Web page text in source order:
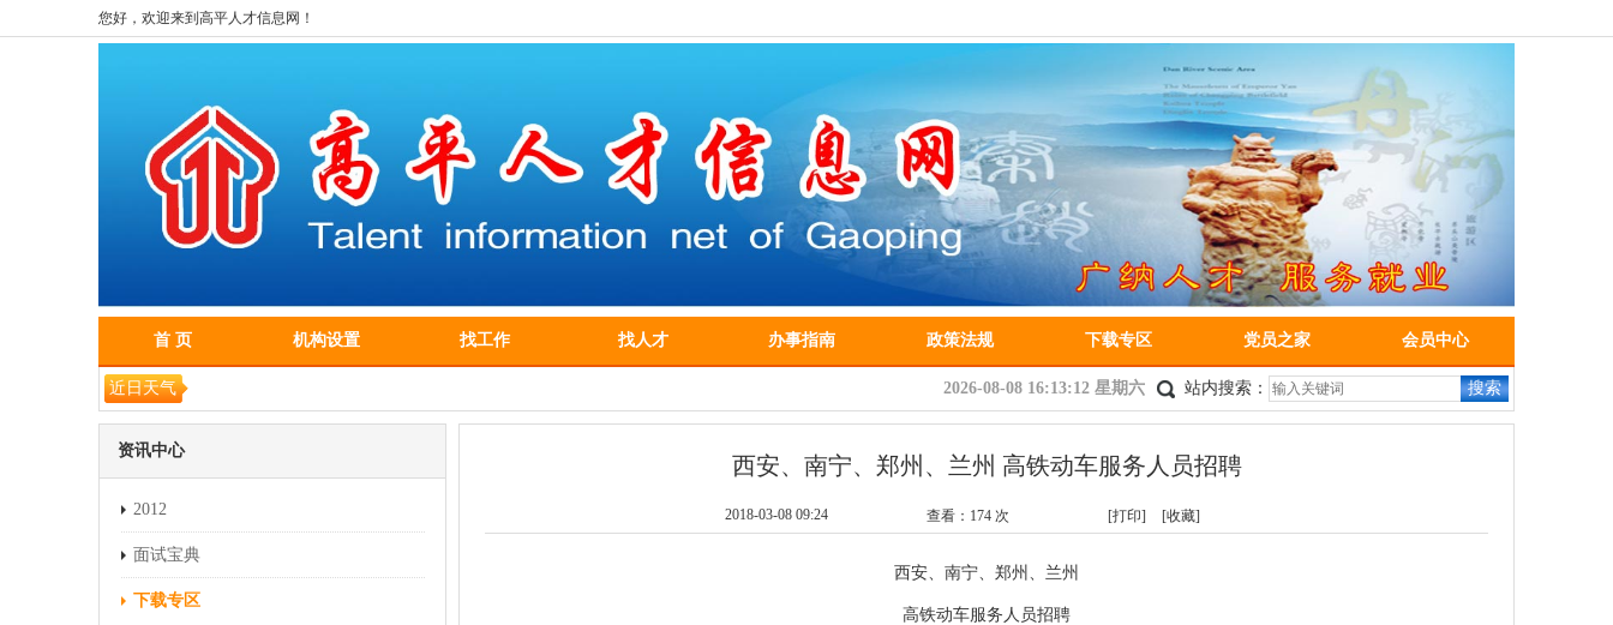
您好，欢迎来到高平人才信息网！
首 页 机构设置 找工作 找人才 办事指南 政策法规 下载专区 党员之家 会员中心
近日天气 站内搜索： 搜索
2026-08-08 16:13:13 星期六
西安、南宁、郑州、兰州 高铁动车服务人员招聘
2018-03-08 09:24 查看： 174 次 [打印] [收藏]
西安、南宁、郑州、兰州
高铁动车服务人员招聘
资讯中心
2012
面试宝典
下载专区